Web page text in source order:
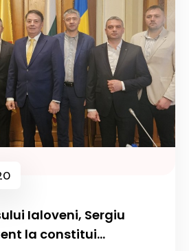
Ialoveni, Sergiu
la constitui...